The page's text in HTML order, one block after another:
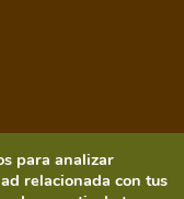
para analizar
relacionada con tus